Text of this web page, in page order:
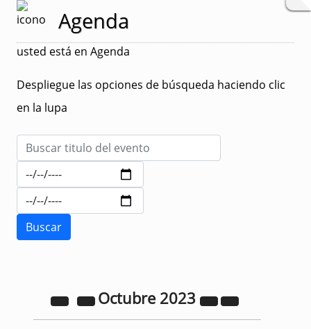
Agenda
usted está en Agenda
Despliegue las opciones de búsqueda haciendo clic
en la lupa
Octubre 2023